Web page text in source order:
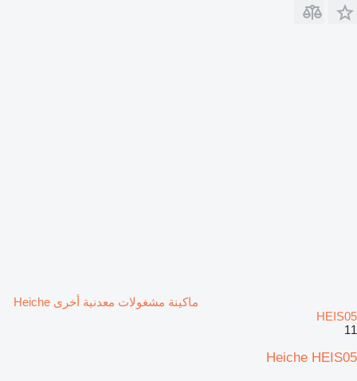
ماكينة مشغولات معدنية أخرى Heiche
HEIS05
11
Heiche HEIS05